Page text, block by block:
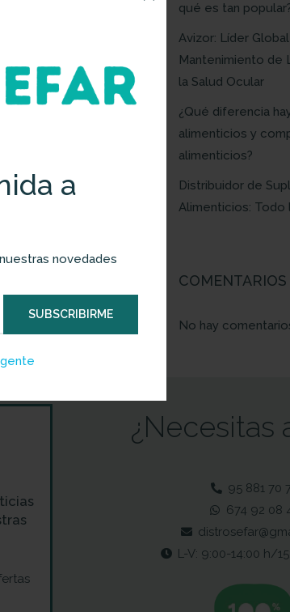
a
novedades
SUBSCRIBIRME
qué es tan
Avizor: Líder
Mantenimiento de
la Salud Ocular
¿Qué diferencia
alimenticios y
alimenticios?
Distribuidor de
Alimenticios: Todo
No hay
¿Necesitas
95 881 70
674 92 08
L-V: 9:00-14:00 h/